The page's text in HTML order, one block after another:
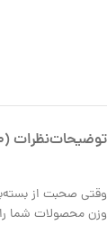
توضیحاتنظرات (0)
وقتی صحبت از
وزن محصولات شما